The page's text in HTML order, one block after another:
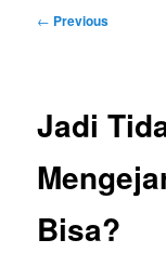
Post
← Previous
Jadi
Bisa?